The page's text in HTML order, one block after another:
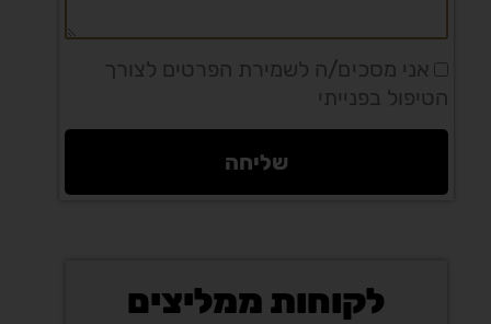
אני מסכים/ה לשמירת הפרטים לצורך
הטיפול בפנייתי
שליחה
לקוחות ממליצים